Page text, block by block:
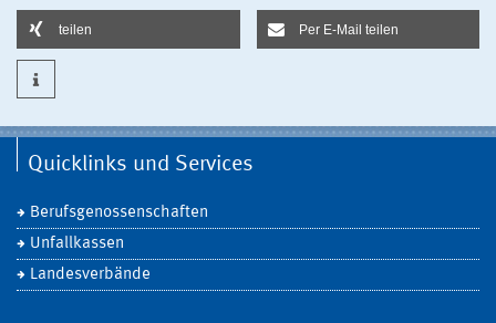
teilen Per E-Mail teilen
Quicklinks und Services
Berufsgenossenschaften
Unfallkassen
Landesverbände